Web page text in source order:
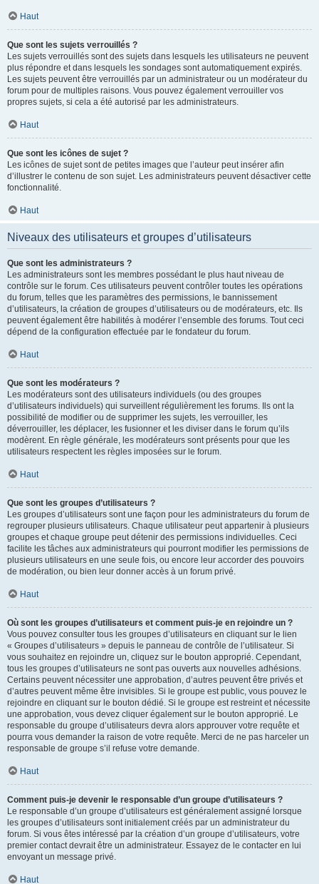
Haut
Que sont les sujets verrouillés ?
Les sujets verrouillés sont des sujets dans lesquels les utilisateurs ne peuvent
plus répondre et dans lesquels les sondages sont automatiquement expirés.
Les sujets peuvent être verrouillés par un administrateur ou un modérateur du
forum pour de multiples raisons. Vous pouvez également verrouiller vos
propres sujets, si cela a été autorisé par les administrateurs.
Haut
Que sont les icônes de sujet ?
Les icônes de sujet sont de petites images que l’auteur peut insérer afin
d’illustrer le contenu de son sujet. Les administrateurs peuvent désactiver cette
fonctionnalité.
Haut
Niveaux des utilisateurs et groupes d’utilisateurs
Que sont les administrateurs ?
Les administrateurs sont les membres possédant le plus haut niveau de
contrôle sur le forum. Ces utilisateurs peuvent contrôler toutes les opérations
du forum, telles que les paramètres des permissions, le bannissement
d’utilisateurs, la création de groupes d’utilisateurs ou de modérateurs, etc. Ils
peuvent également être habilités à modérer l’ensemble des forums. Tout ceci
dépend de la configuration effectuée par le fondateur du forum.
Haut
Que sont les modérateurs ?
Les modérateurs sont des utilisateurs individuels (ou des groupes
d’utilisateurs individuels) qui surveillent régulièrement les forums. Ils ont la
possibilité de modifier ou de supprimer les sujets, les verrouiller, les
déverrouiller, les déplacer, les fusionner et les diviser dans le forum qu’ils
modèrent. En règle générale, les modérateurs sont présents pour que les
utilisateurs respectent les règles imposées sur le forum.
Haut
Que sont les groupes d’utilisateurs ?
Les groupes d’utilisateurs sont une façon pour les administrateurs du forum de
regrouper plusieurs utilisateurs. Chaque utilisateur peut appartenir à plusieurs
groupes et chaque groupe peut détenir des permissions individuelles. Ceci
facilite les tâches aux administrateurs qui pourront modifier les permissions de
plusieurs utilisateurs en une seule fois, ou encore leur accorder des pouvoirs
de modération, ou bien leur donner accès à un forum privé.
Haut
Où sont les groupes d’utilisateurs et comment puis-je en rejoindre un ?
Vous pouvez consulter tous les groupes d’utilisateurs en cliquant sur le lien
« Groupes d’utilisateurs » depuis le panneau de contrôle de l’utilisateur. Si
vous souhaitez en rejoindre un, cliquez sur le bouton approprié. Cependant,
tous les groupes d’utilisateurs ne sont pas ouverts aux nouvelles adhésions.
Certains peuvent nécessiter une approbation, d’autres peuvent être privés et
d’autres peuvent même être invisibles. Si le groupe est public, vous pouvez le
rejoindre en cliquant sur le bouton dédié. Si le groupe est restreint et nécessite
une approbation, vous devez cliquer également sur le bouton approprié. Le
responsable du groupe d’utilisateurs devra alors approuver votre requête et
pourra vous demander la raison de votre requête. Merci de ne pas harceler un
responsable de groupe s’il refuse votre demande.
Haut
Comment puis-je devenir le responsable d’un groupe d’utilisateurs ?
Le responsable d’un groupe d’utilisateurs est généralement assigné lorsque
les groupes d’utilisateurs sont initialement créés par un administrateur du
forum. Si vous êtes intéressé par la création d’un groupe d’utilisateurs, votre
premier contact devrait être un administrateur. Essayez de le contacter en lui
envoyant un message privé.
Haut